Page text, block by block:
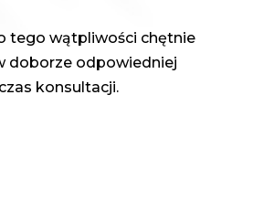
tego wątpliwości chętnie
doborze odpowiedniej
konsultacji.